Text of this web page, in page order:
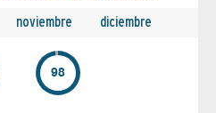
noviembre diciembre
98